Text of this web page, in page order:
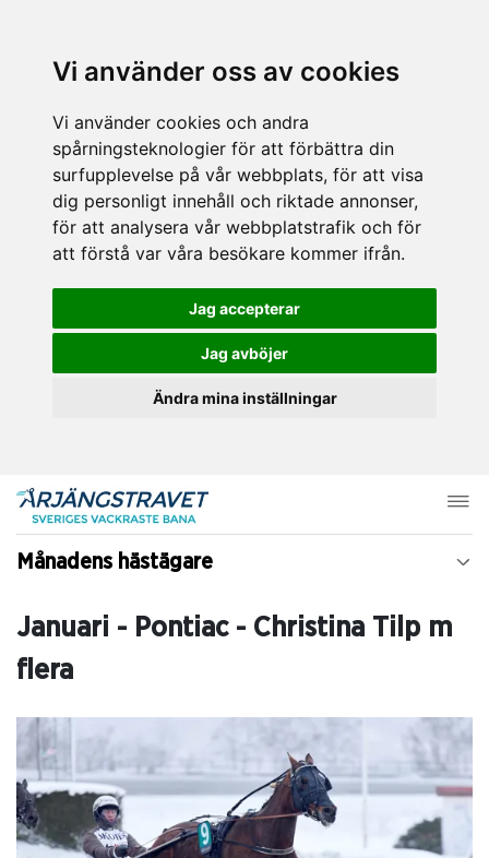
Vi använder oss av cookies
Vi använder cookies och andra
spårningsteknologier för att förbättra din
surfupplevelse på vår webbplats, för att visa
dig personligt innehåll och riktade annonser,
för att analysera vår webbplatstrafik och för
att förstå var våra besökare kommer ifrån.
Jag accepterar
Jag avböjer
Ändra mina inställningar
Månadens hästägare
Januari - Pontiac - Christina Tilp m
flera